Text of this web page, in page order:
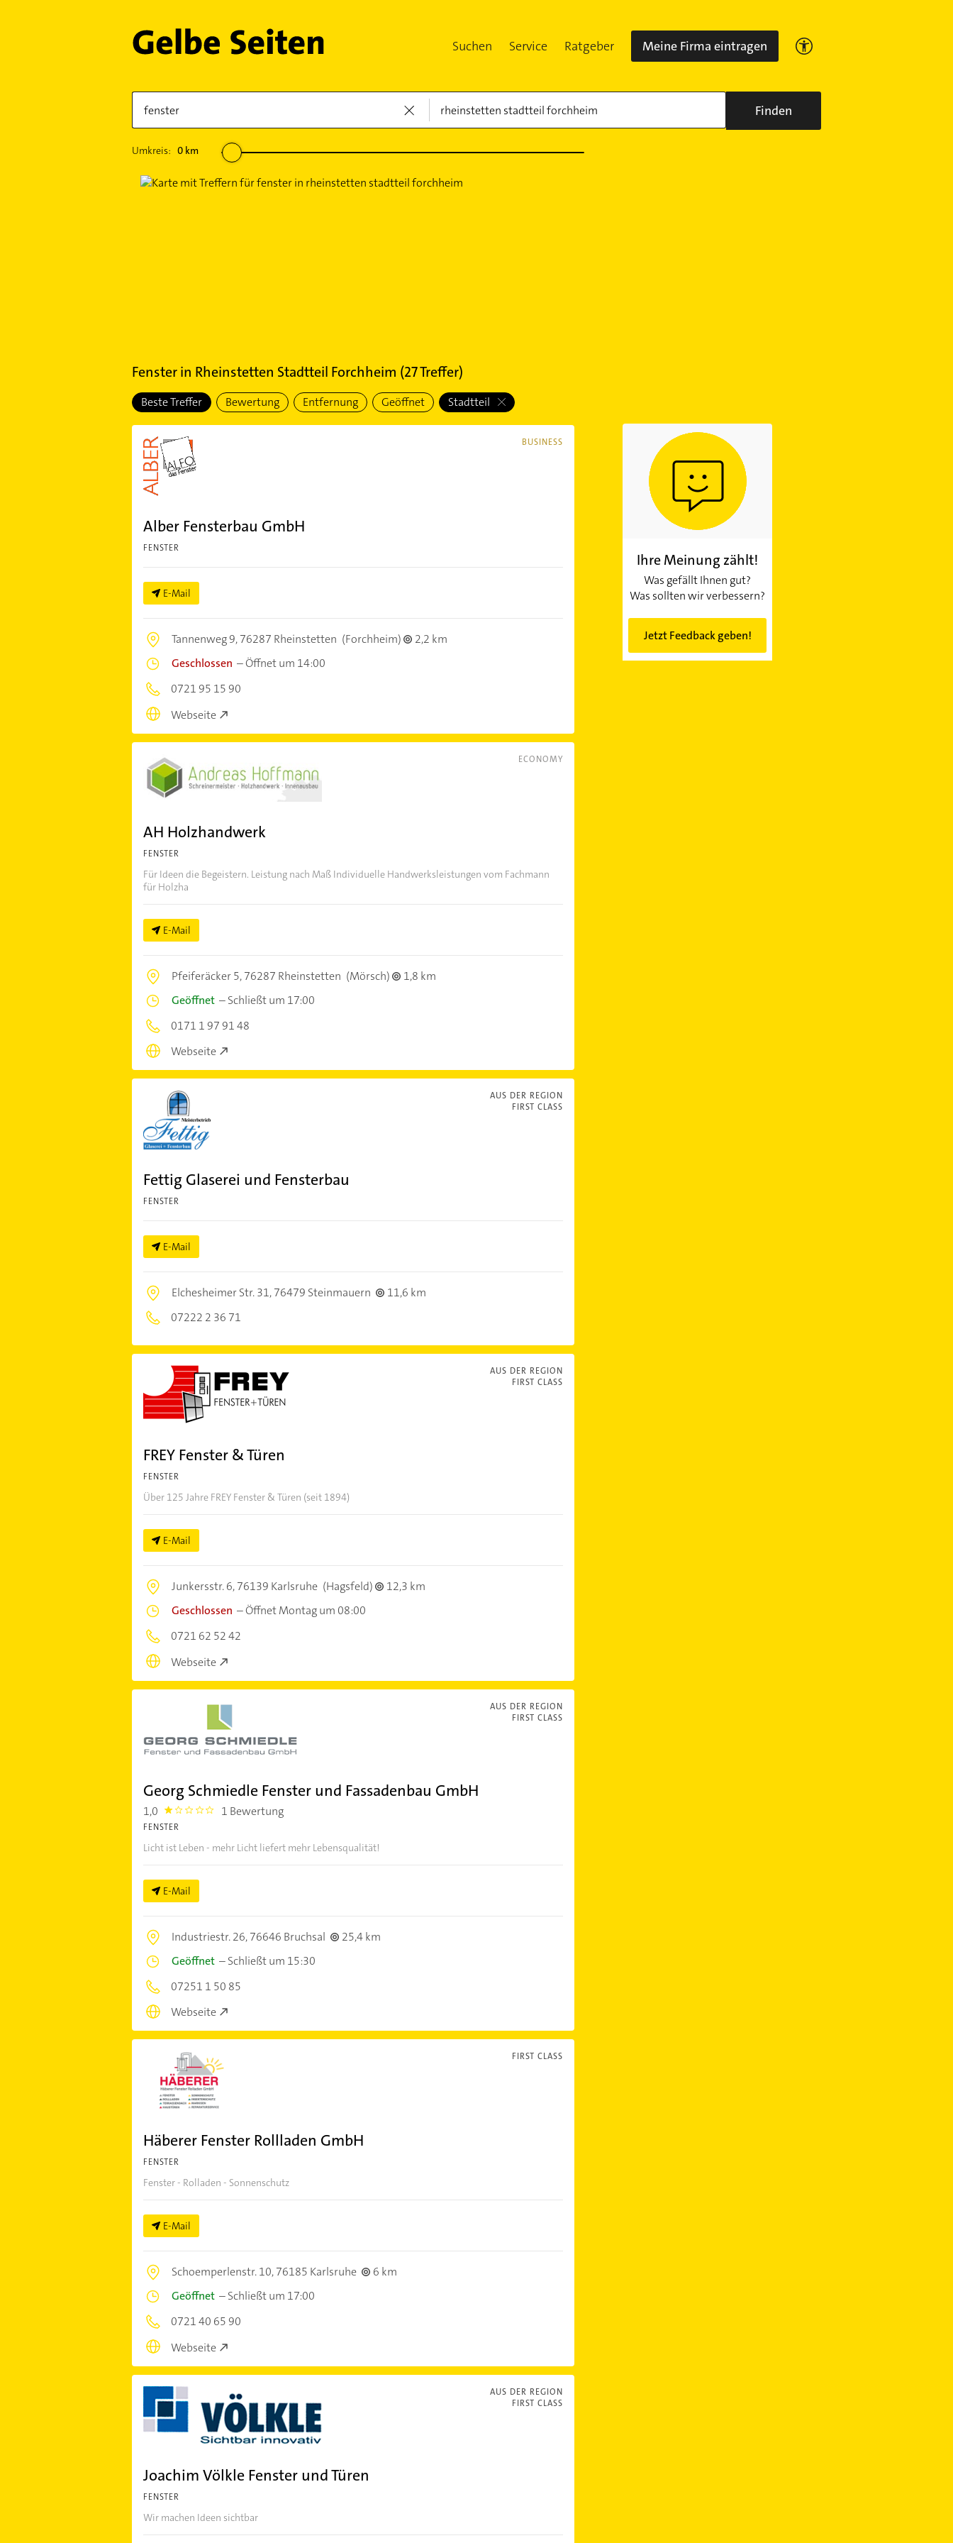
Suchen Service Ratgeber Meine Firma eintragen
Finden
Umkreis: 0km
Fensterin Rheinstetten Stadtteil Forchheim (27Treffer)
Beste Treffer Bewertung Entfernung Geöffnet Stadtteil
BUSINESS
Alber Fensterbau GmbH
FENSTER
E-Mail
Tannenweg 9,76287 Rheinstetten (Forchheim)
2,2 km
Geschlossen –Öffnet um 14:00
0721 95 15 90
Webseite
ECONOMY
AH Holzhandwerk
FENSTER
Für Ideen die Begeistern. Leistung nach Maß Individuelle Handwerksleistungen vom Fachmann
für Holzha
E-Mail
Pfeiferäcker 5,76287 Rheinstetten (Mörsch)
1,8 km
Geöffnet–Schließt um 17:00
0171 1 97 91 48
Webseite
AUS DER REGION
FIRST CLASS
Fettig Glaserei und Fensterbau
FENSTER
E-Mail
Elchesheimer Str. 31,76479 Steinmauern
11,6 km
07222 2 36 71
AUS DER REGION
FIRST CLASS
FREY Fenster & Türen
FENSTER
Über 125 Jahre FREY Fenster & Türen (seit 1894)
E-Mail
Junkersstr. 6,76139 Karlsruhe (Hagsfeld)
12,3 km
Geschlossen –Öffnet Montag um 08:00
0721 62 52 42
Webseite
AUS DER REGION
FIRST CLASS
Georg Schmiedle Fenster und Fassadenbau GmbH
1,0 1.0 1 Bewertung
FENSTER
Licht ist Leben - mehr Licht liefert mehr Lebensqualität!
E-Mail
Industriestr. 26,76646 Bruchsal
25,4 km
Geöffnet–Schließt um 15:30
07251 1 50 85
Webseite
FIRST CLASS
Häberer Fenster Rollladen GmbH
FENSTER
Fenster - Rolladen - Sonnenschutz
E-Mail
Schoemperlenstr. 10,76185 Karlsruhe
6 km
Geöffnet–Schließt um 17:00
0721 40 65 90
Webseite
AUS DER REGION
FIRST CLASS
Joachim Völkle Fenster und Türen
FENSTER
Wir machen Ideen sichtbar
Ihre Meinung zählt!
Was gefällt Ihnen gut?
Was sollten wir verbessern?
Jetzt Feedback geben!